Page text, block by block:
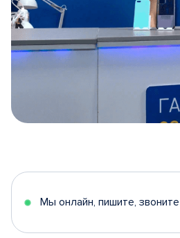
5
Мы онлайн, пишите, звоните